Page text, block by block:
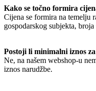
Kako se točno formira
Cijena se formira na temelju
gospodarskog subjekta,
Postoji li minimalni iznos
Ne, na našem webshop-u
iznos narudžbe.